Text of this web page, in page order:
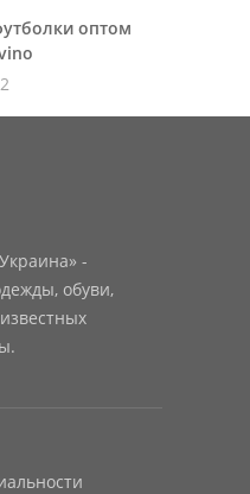
оптом
-
обуви,